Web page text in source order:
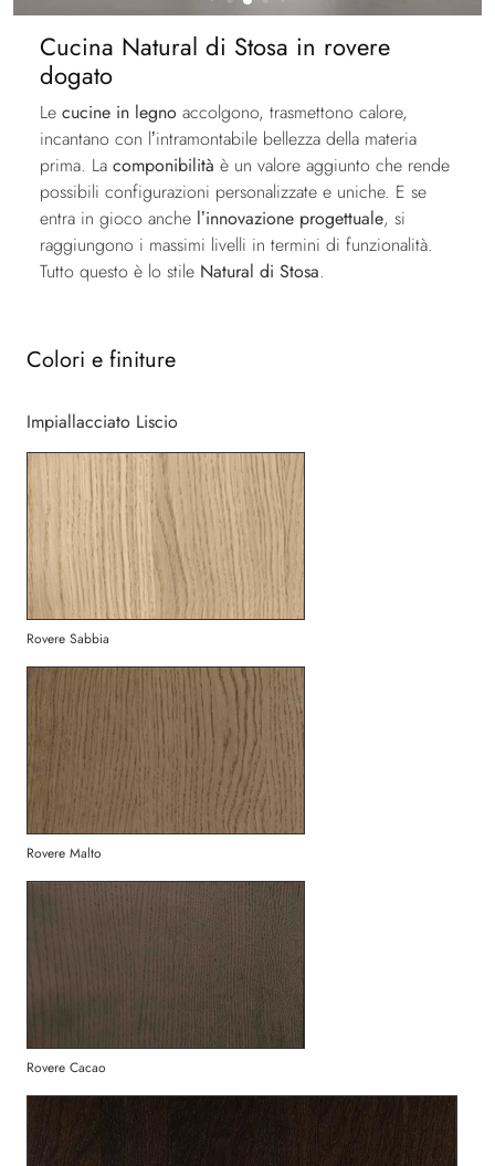
Cucina Natural di Stosa in rovere
dogato
Le cucine in legno accolgono, trasmettono calore,
incantano con l’intramontabile bellezza della materia
prima. La componibilità è un valore aggiunto che rende
possibili configurazioni personalizzate e uniche. E se
entra in gioco anche l’innovazione progettuale, si
raggiungono i massimi livelli in termini di funzionalità.
Tutto questo è lo stile Natural di Stosa.
Colori e finiture
Impiallacciato Liscio
Rovere Sabbia
Rovere Malto
Rovere Cacao